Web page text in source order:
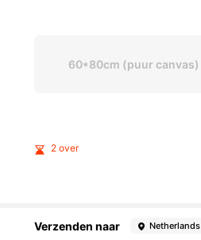
60*80cm (puur canvas)
2 over
Verzenden naar Netherlands